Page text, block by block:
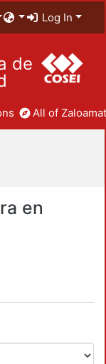
Log In
de
All of
en